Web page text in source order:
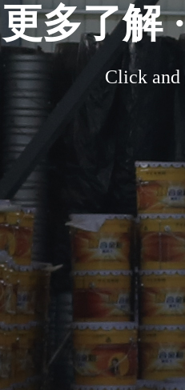
更多了解
Click and